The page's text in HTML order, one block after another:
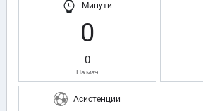
Минути
0
0
На мач
Асистенции